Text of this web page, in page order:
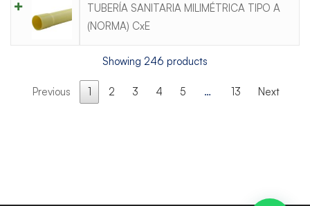
TUBERÍA SANITARIA MILIMÉTRICA TIPO A
(NORMA) CxE
Showing 246 products
Previous 1 2 3 4 5 … 13 Next